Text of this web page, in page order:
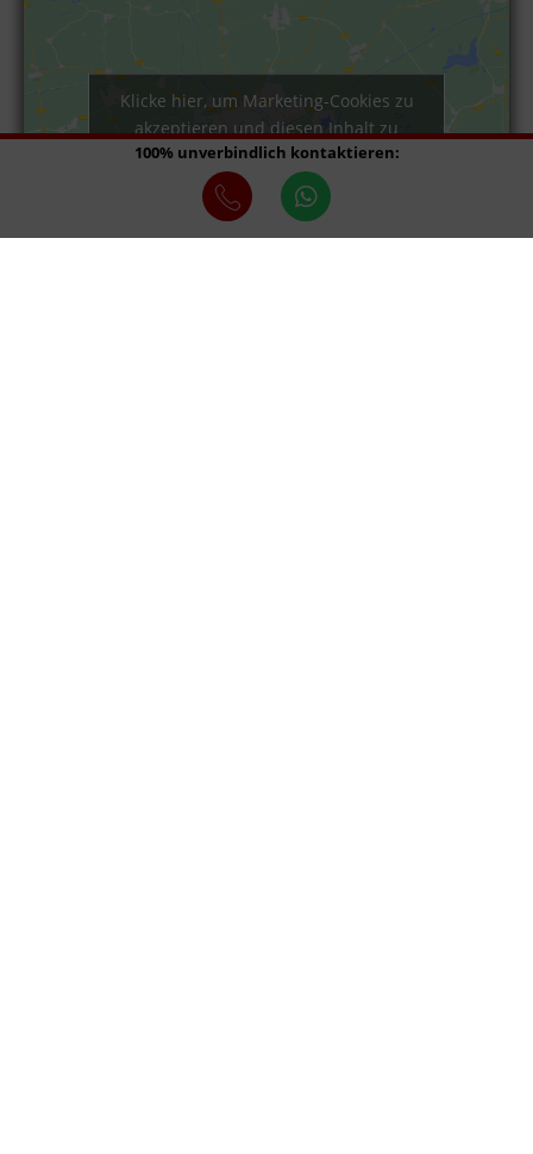
Klicke hier, um Marketing-Cookies zu
akzeptieren und diesen Inhalt zu
aktivieren
100% unverbindlich kontaktieren: